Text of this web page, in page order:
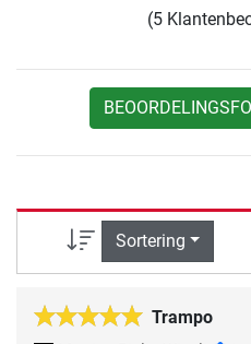
(5
Sortering
Trampo